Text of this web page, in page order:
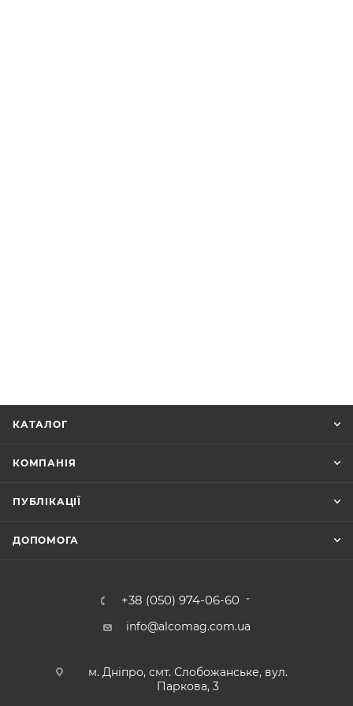
КАТАЛОГ
КОМПАНІЯ
ПУБЛІКАЦІЇ
ДОПОМОГА
+38 (050) 974-06-60
info@alcomag.com.ua
м. Дніпро, смт. Слобожанське, вул.
Паркова, 3